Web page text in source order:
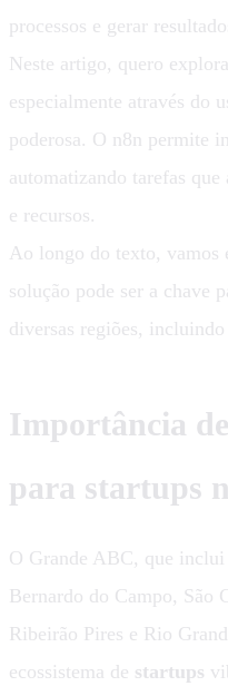
processos e gerar
Neste artigo, quero
especialmente através do
poderosa. O n8n permite
automatizando tarefas
e recursos.
Ao longo do texto, vamos
solução pode ser a chave
diversas regiões,
Importância
para startups
O Grande ABC, que
Bernardo do Campo, São
Ribeirão Pires e Rio
ecossistema de startups